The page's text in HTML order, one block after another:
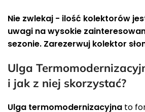
Nie zwlekaj - ilość kolektorów
uwagi na wysokie
sezonie. Zarezerwuj kolektor
Ulga
i jak z niej skorzystać?
Ulga termomodernizacyjna to